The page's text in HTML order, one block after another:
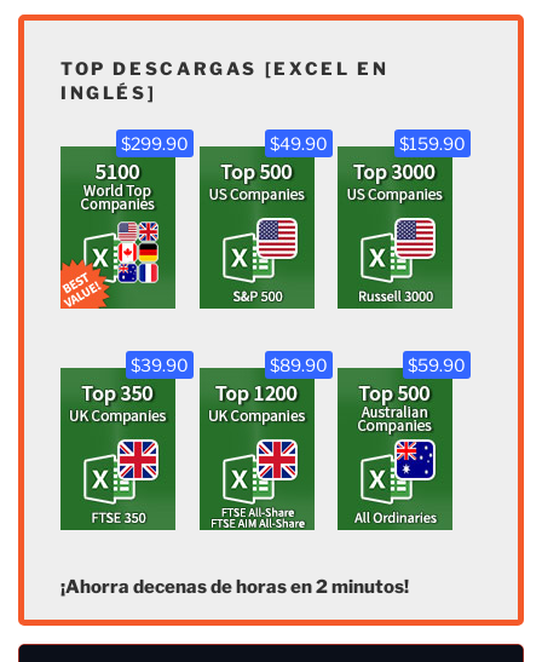
TOP DESCARGAS [EXCEL EN
INGLÉS]
$299.90 $49.90 $159.90
$39.90 $89.90 $59.90
¡Ahorra decenas de horas en 2 minutos!